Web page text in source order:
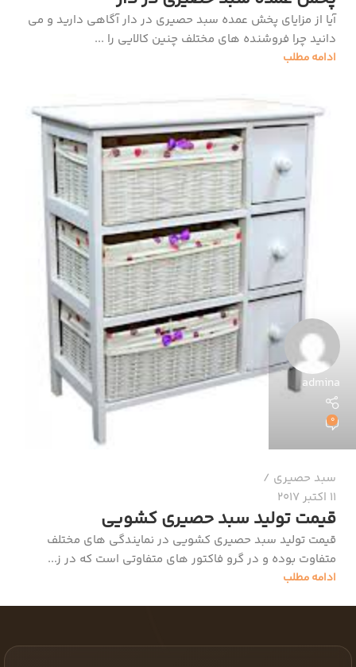
آیا از مزایای پخش عمده سبد حصیری در دار آگاهی دارید و می
دانید چرا فروشنده های مختلف چنین کالایی را ...
ادامه مطلب
admina
0
سبد حصیری
11 اکتبر 2017
قیمت تولید سبد حصیری کشویی
قیمت تولید سبد حصیری کشویی در نمایندگی های مختلف
متفاوت بوده و در گرو فاکتور های متفاوتی است که در ز...
ادامه مطلب